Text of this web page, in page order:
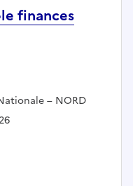
finances
– NORD
au chef du pôle